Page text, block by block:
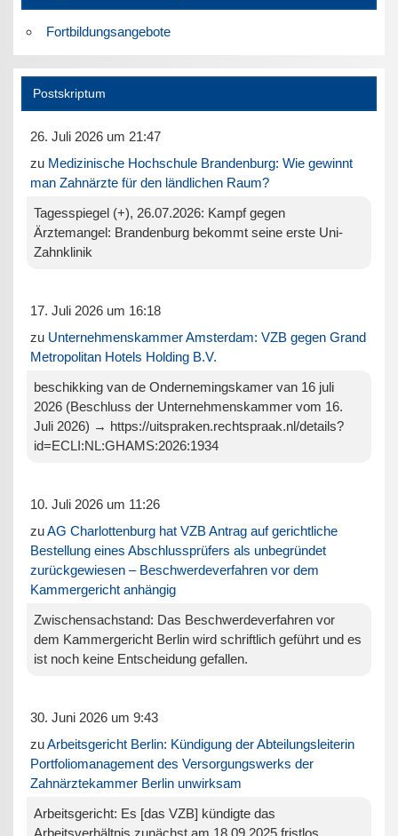
Fortbildungsangebote
Postskriptum
26. Juli 2026 um 21:47
zu Medizinische Hochschule Brandenburg: Wie gewinnt
man Zahnärzte für den ländlichen Raum?
Tagesspiegel (+), 26.07.2026: Kampf gegen
Ärztemangel: Brandenburg bekommt seine erste Uni-
Zahnklinik
17. Juli 2026 um 16:18
zu Unternehmenskammer Amsterdam: VZB gegen Grand
Metropolitan Hotels Holding B.V.
beschikking van de Ondernemingskamer van 16 juli
2026 (Beschluss der Unternehmenskammer vom 16.
Juli 2026) → https://uitspraken.rechtspraak.nl/details?
id=ECLI:NL:GHAMS:2026:1934
10. Juli 2026 um 11:26
zuAG Charlottenburg hat VZB Antrag auf gerichtliche
Bestellung eines Abschlussprüfers als unbegründet
zurückgewiesen – Beschwerdeverfahren vor dem
Kammergericht anhängig
Zwischensachstand: Das Beschwerdeverfahren vor
dem Kammergericht Berlin wird schriftlich geführt und es
ist noch keine Entscheidung gefallen.
30. Juni 2026 um 9:43
zuArbeitsgericht Berlin: Kündigung der Abteilungsleiterin
Portfoliomanagement des Versorgungswerks der
Zahnärztekammer Berlin unwirksam
Arbeitsgericht: Es [das VZB] kündigte das
Arbeitsverhältnis zunächst am 18.09.2025 fristlos,